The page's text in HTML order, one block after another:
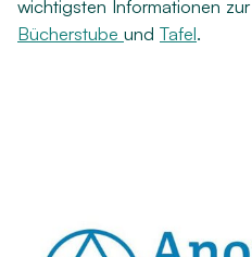
wichtigsten Informationen zur
Bücherstube und Tafel.